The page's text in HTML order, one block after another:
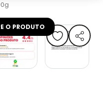
O PRODUTO